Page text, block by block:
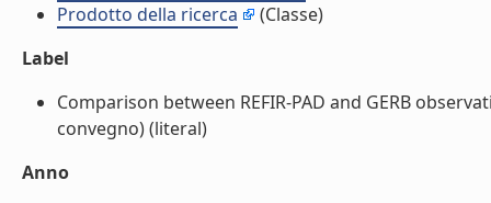
Prodotto della ricerca
(Classe)
Label
Comparison between REFIR-PAD and GERB
convegno) (literal)
Anno